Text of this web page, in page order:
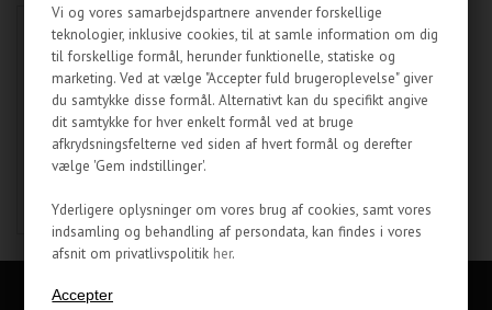
Vi og vores samarbejdspartnere anvender forskellige
teknologier, inklusive cookies, til at samle information om dig
til forskellige formål, herunder funktionelle, statiske og
marketing. Ved at vælge "Accepter fuld brugeroplevelse" giver
du samtykke disse formål. Alternativt kan du specifikt angive
dit samtykke for hver enkelt formål ved at bruge
afkrydsningsfelterne ved siden af hvert formål og derefter
vælge 'Gem indstillinger'.
Yderligere oplysninger om vores brug af cookies, samt vores
indsamling og behandling af persondata, kan findes i vores
afsnit om privatlivspolitik her.
STRØMFORSYNINGER
KABINETTER
KUNDESERVICE